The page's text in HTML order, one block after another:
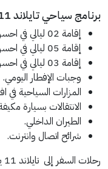
برنامج سياحي تايلاند 11 يوم /10 ليالي لشخصين يشمل:
إقامة 02 ليالي في احسن الفنادق في بتايا.
إقامة 05 ليالي في احسن
إقامة 03 ليالي في احسن
وجبات الإفطار اليومي.
المزارات السياحية في
الانتقالات بسيارة
الطيران الداخلي.
شرائح اتصال وانترنت.
رحلات السفر إلى تايلاند 11 يوم لشخصين غير شاملة: